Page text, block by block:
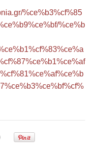
%ce%b3%cf%85
%ce%b